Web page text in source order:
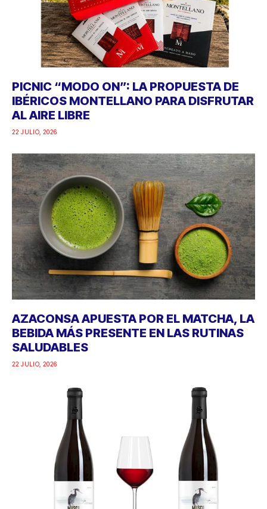
PICNIC “MODO ON”: LA PROPUESTA DE
IBÉRICOS MONTELLANO PARA DISFRUTAR
AL AIRE LIBRE
22 JULIO, 2026
AZACONSA APUESTA POR EL MATCHA, LA
BEBIDA MÁS PRESENTE EN LAS RUTINAS
SALUDABLES
22 JULIO, 2026